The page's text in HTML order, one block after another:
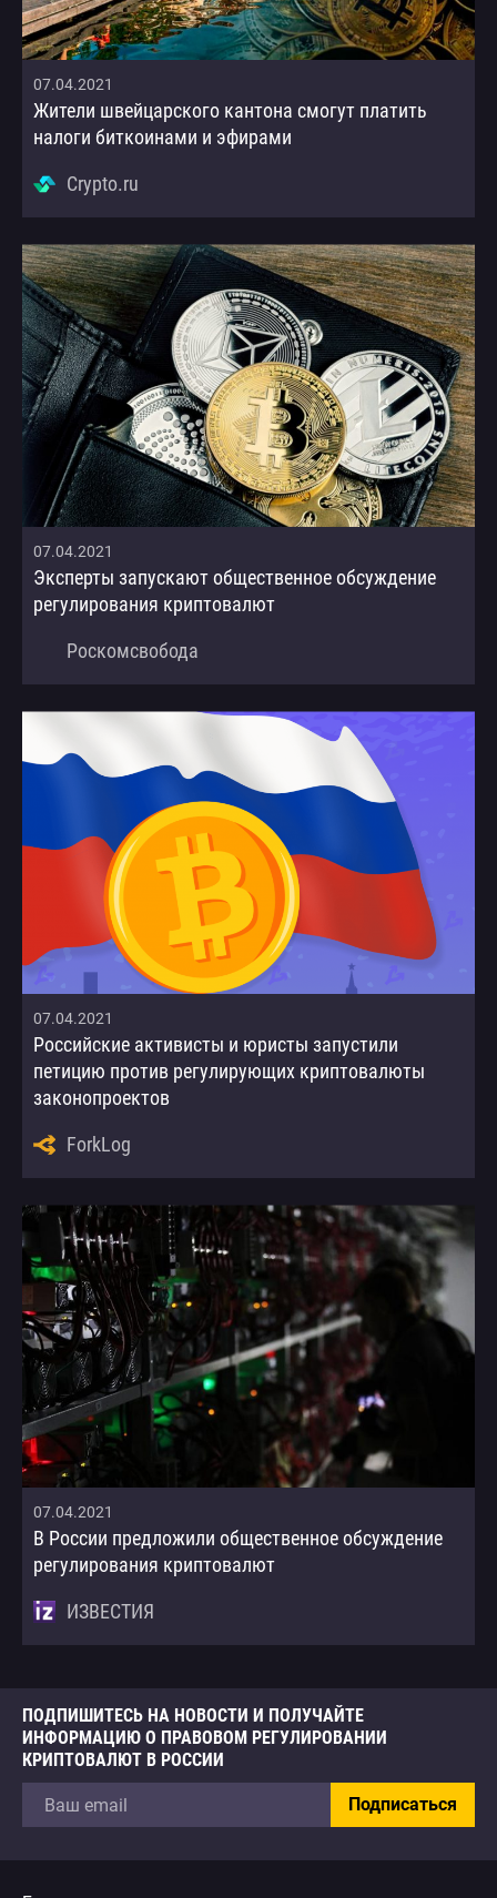
07.04.2021
Жители швейцарского кантона смогут платить
налоги биткоинами и эфирами
Crypto.ru
07.04.2021
Эксперты запускают общественное обсуждение
регулирования криптовалют
Роскомсвобода
07.04.2021
Российские активисты и юристы запустили
петицию против регулирующих криптовалюты
законопроектов
ForkLog
07.04.2021
В России предложили общественное обсуждение
регулирования криптовалют
ИЗВЕСТИЯ
ПОДПИШИТЕСЬ НА НОВОСТИ И ПОЛУЧАЙТЕ
ИНФОРМАЦИЮ О ПРАВОВОМ РЕГУЛИРОВАНИИ
КРИПТОВАЛЮТ В РОССИИ